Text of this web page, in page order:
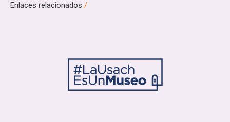
Enlaces relacionados /